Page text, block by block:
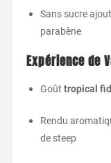
Sans sucre
parabène
Expérience de
Goût tropical
Rendu
de steep